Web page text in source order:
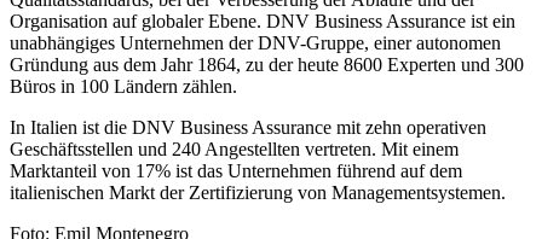
Organisation auf globaler Ebene. DNV Business Assurance ist ein
unabhängiges Unternehmen der DNV-Gruppe, einer autonomen
Gründung aus dem Jahr 1864, zu der heute 8600 Experten und 300
Büros in 100 Ländern zählen.
In Italien ist die DNV Business Assurance mit zehn operativen
Geschäftsstellen und 240 Angestellten vertreten. Mit einem
Marktanteil von 17% ist das Unternehmen führend auf dem
italienischen Markt der Zertifizierung von Managementsystemen.
Foto: Emil Montenegro